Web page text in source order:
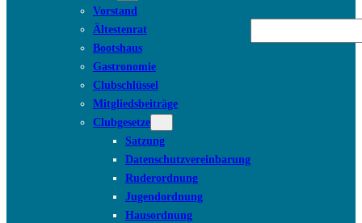
Vorstand
Ältestenrat
Bootshaus
Gastronomie
Clubschlüssel
Mitgliedsbeiträge
Clubgesetze
Satzung
Datenschutzvereinbarung
Ruderordnung
Jugendordnung
Hausordnung